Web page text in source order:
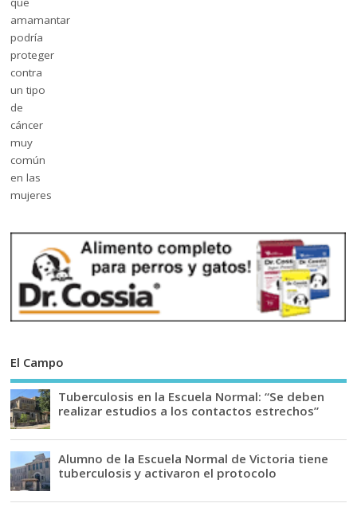
El Campo
Tuberculosis en la Escuela Normal: “Se deben
realizar estudios a los contactos estrechos”
Alumno de la Escuela Normal de Victoria tiene
tuberculosis y activaron el protocolo